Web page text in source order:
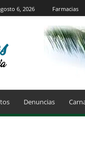
6, 2026 Farmacias
Denuncias